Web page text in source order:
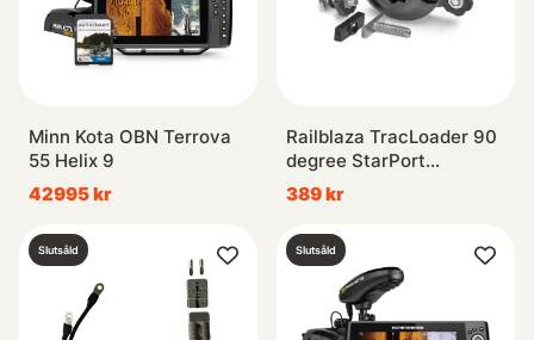
Minn Kota OBN Terrova
55 Helix 9
42995 kr
Railblaza TracLoader 90
degree StarPort
SureMount - Base
389 kr
Slutsåld Slutsåld